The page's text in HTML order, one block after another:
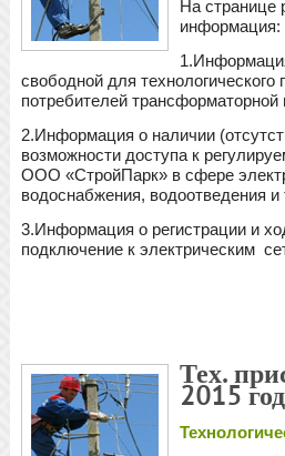
На
информация:
свободной для технологического
потребителей
2.Информация о наличии
возможности доступа к
ООО «СтройПарк» в сфере
водоснабжения, водоотведения
3.Информация о регистрации и
подключение к электрическим
Тех.
2015 год